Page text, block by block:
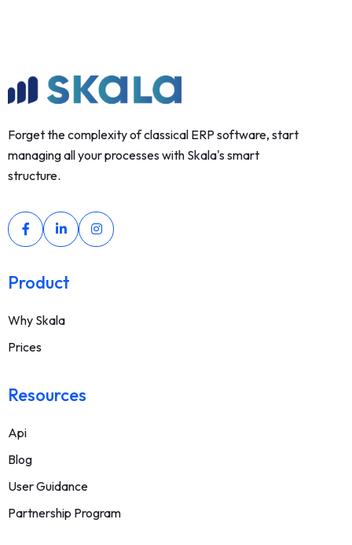
Forget the complexity of classical ERP software, start
managing all your processes with Skala's smart
structure.
Product
Why Skala
Prices
Resources
Api
Blog
User Guidance
Partnership Program